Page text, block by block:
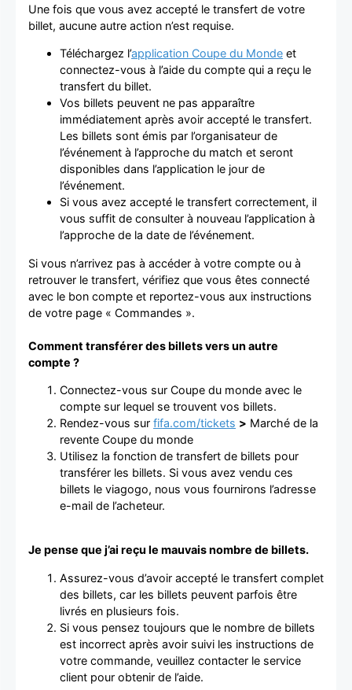
Une fois que vous avez accepté le transfert de votre
billet, aucune autre action n’est requise.
Téléchargez l’application Coupe du Monde et
connectez-vous à l’aide du compte qui a reçu le
transfert du billet.
Vos billets peuvent ne pas apparaître
immédiatement après avoir accepté le transfert.
Les billets sont émis par l’organisateur de
l’événement à l’approche du match et seront
disponibles dans l’application le jour de
l’événement.
Si vous avez accepté le transfert correctement, il
vous suffit de consulter à nouveau l’application à
l’approche de la date de l’événement.
Si vous n’arrivez pas à accéder à votre compte ou à
retrouver le transfert, vérifiez que vous êtes connecté
avec le bon compte et reportez-vous aux instructions
de votre page « Commandes ».
Comment transférer des billets vers un autre
compte ?
Connectez-vous sur Coupe du monde avec le
compte sur lequel se trouvent vos billets.
Rendez-vous sur fifa.com/tickets > Marché de la
revente Coupe du monde
Utilisez la fonction de transfert de billets pour
transférer les billets. Si vous avez vendu ces
billets le viagogo, nous vous fournirons l’adresse
e-mail de l’acheteur.
Je pense que j’ai reçu le mauvais nombre de billets.
Assurez-vous d’avoir accepté le transfert complet
des billets, car les billets peuvent parfois être
livrés en plusieurs fois.
Si vous pensez toujours que le nombre de billets
est incorrect après avoir suivi les instructions de
votre commande, veuillez contacter le service
client pour obtenir de l’aide.